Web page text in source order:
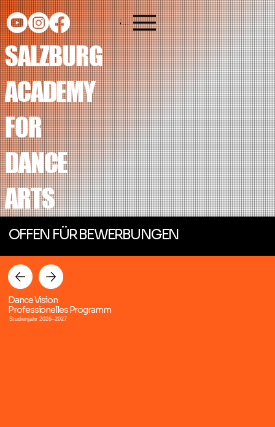
SADA
SALZBURG
ACADEMY
FOR
DANCE
ARTS
OFFEN FÜR BEWERBUNGEN
Dance Vision
Professionelles Programm
Studienjahr 2026–2027